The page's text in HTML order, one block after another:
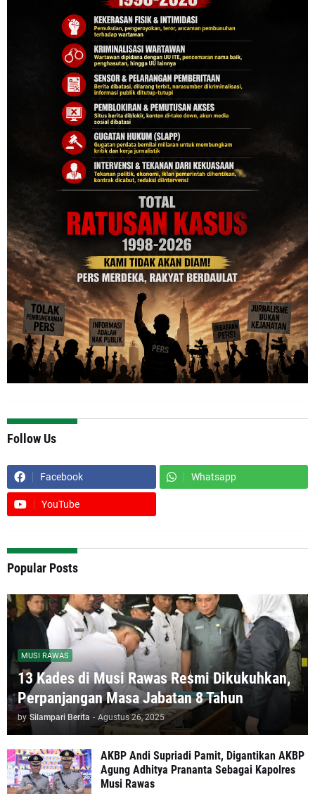
Follow Us
Facebook Whatsapp
YouTube
Popular Posts
MUSI RAWAS
13 Kades di Musi Rawas Resmi Dikukuhkan,
Perpanjangan Masa Jabatan 8 Tahun
by Silampari Berita - Agustus 26, 2025
AKBP Andi Supriadi Pamit, Digantikan AKBP
Agung Adhitya Prananta Sebagai Kapolres
Musi Rawas